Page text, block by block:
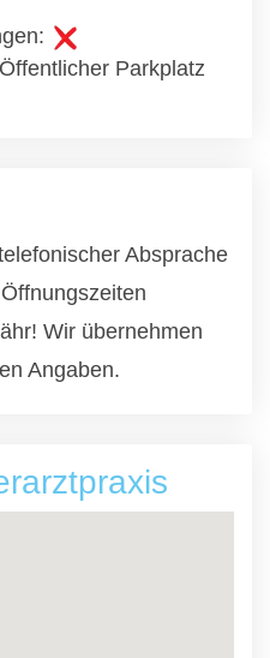
Parkplatz
Absprache
Wir übernehmen
Angaben.